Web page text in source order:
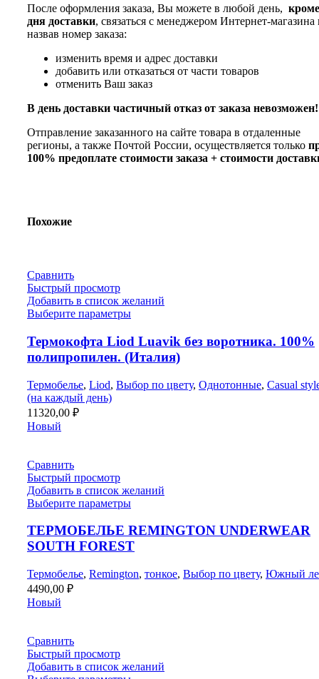
После оформления заказа, Вы можете в любой день, кроме
дня доставки, связаться с менеджером Интернет-магазина
назвав номер заказа:
изменить время и адрес доставки
добавить или отказаться от части товаров
отменить Ваш заказ
В день доставки частичный отказ от заказа невозможен!
Отправление заказанного на сайте товара в отдаленные
регионы, а также Почтой России, осуществляется только
100% предоплате стоимости заказа + стоимости
Похожие
Сравнить
Быстрый просмотр
Добавить в список желаний
Выберите параметры
Термокофта Liod Luavik без воротника. 100%
полипропилен. (Италия)
Термобелье, Liod, Выбор по цвету, Однотонные, Casual
(на каждый день)
11320,00 ₽
Новый
Сравнить
Быстрый просмотр
Добавить в список желаний
Выберите параметры
ТЕРМОБЕЛЬЕ REMINGTON UNDERWEAR
SOUTH FOREST
Термобелье, Remington, тонкое, Выбор по цвету, Южный
4490,00 ₽
Новый
Сравнить
Быстрый просмотр
Добавить в список желаний